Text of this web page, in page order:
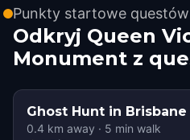
Punkty startowe questów
Odkryj Queen
Monument z
Ghost Hunt in Brisbane
0.4 km away · 5 min walk